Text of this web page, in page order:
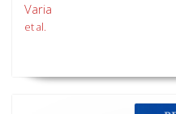
Varia
et al.